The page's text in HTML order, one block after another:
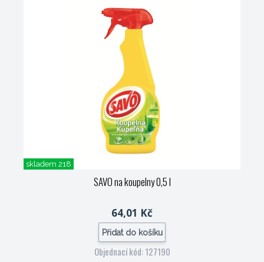
skladem 218
SAVO na koupelny 0,5 l
64,01 Kč
Přidat do košíku
Objednací kód: 127190